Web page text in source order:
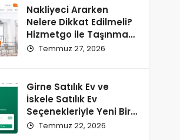
Nakliyeci Ararken
Nelere Dikkat Edilmeli?
Hizmetgo ile Taşınma
Sürecini Kolaylaştırın
Temmuz 27, 2026
Girne Satılık Ev ve
İskele Satılık Ev
Seçenekleriyle Yeni Bir
Başlangıç
Temmuz 22, 2026